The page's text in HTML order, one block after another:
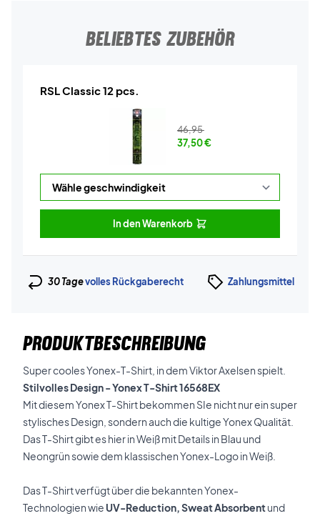
BELIEBTES ZUBEHÖR
RSL Classic 12 pcs.
46,95
37,50€
In den Warenkorb
30 Tagevolles Rückgaberecht Zahlungsmittel
PRODUKTBESCHREIBUNG
Super cooles Yonex-T-Shirt, in dem Viktor Axelsen spielt.
Stilvolles Design - Yonex T-Shirt 16568EX
Mit diesem Yonex T-Shirt bekommen SIe nicht nur ein super
stylisches Design, sondern auch die kultige Yonex Qualität.
Das T-Shirt gibt es hier in Weiß mit Details in Blau und
Neongrün sowie dem klassischen Yonex-Logo in Weiß.
Das T-Shirt verfügt über die bekannten Yonex-
Technologien wie UV-Reduction, Sweat Absorbentund